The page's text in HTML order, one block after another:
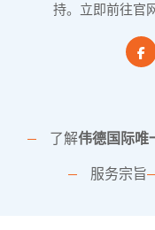
持。立即前往官
了解伟德国际唯
服务宗旨